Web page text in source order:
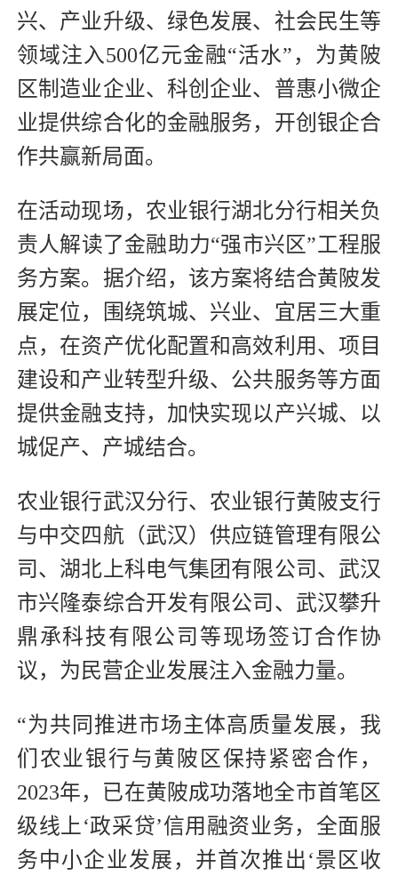
兴、产业升级、绿色发展、社会民生等
领域注入500亿元金融“活水”，为黄陂
区制造业企业、科创企业、普惠小微企
业提供综合化的金融服务，开创银企合
作共赢新局面。
在活动现场，农业银行湖北分行相关负
责人解读了金融助力“强市兴区”工程服
务方案。据介绍，该方案将结合黄陂发
展定位，围绕筑城、兴业、宜居三大重
点，在资产优化配置和高效利用、项目
建设和产业转型升级、公共服务等方面
提供金融支持，加快实现以产兴城、以
城促产、产城结合。
农业银行武汉分行、农业银行黄陂支行
与中交四航（武汉）供应链管理有限公
司、湖北上科电气集团有限公司、武汉
市兴隆泰综合开发有限公司、武汉攀升
鼎承科技有限公司等现场签订合作协
议，为民营企业发展注入金融力量。
“为共同推进市场主体高质量发展，我
们农业银行与黄陂区保持紧密合作，
2023年，已在黄陂成功落地全市首笔区
级线上‘政采贷’信用融资业务，全面服
务中小企业发展，并首次推出‘景区收